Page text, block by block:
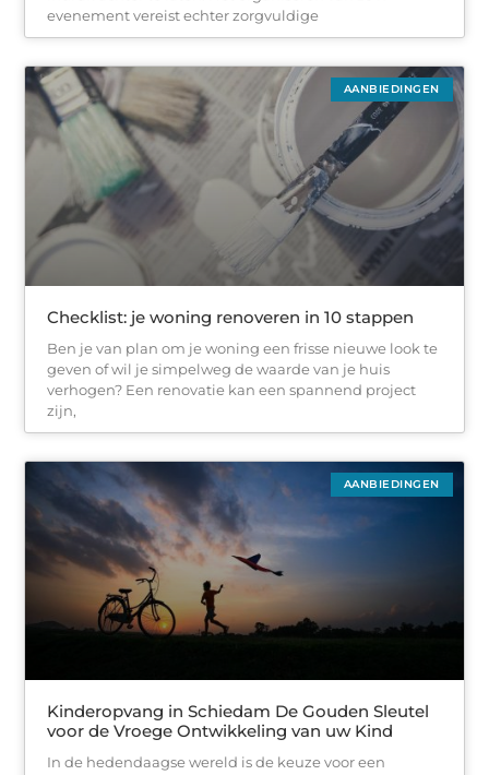
evenement vereist echter zorgvuldige
AANBIEDINGEN
Checklist: je woning renoveren in 10 stappen
Ben je van plan om je woning een frisse nieuwe look te
geven of wil je simpelweg de waarde van je huis
verhogen? Een renovatie kan een spannend project
zijn,
AANBIEDINGEN
Kinderopvang in Schiedam De Gouden Sleutel
voor de Vroege Ontwikkeling van uw Kind
In de hedendaagse wereld is de keuze voor een